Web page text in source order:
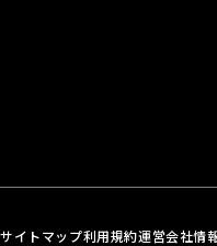
サイトマップ利用規約運営会社情